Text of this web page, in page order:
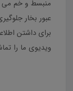
منبسط و خم می
عبور بخار
برای داشتن
ویدیوی ما را